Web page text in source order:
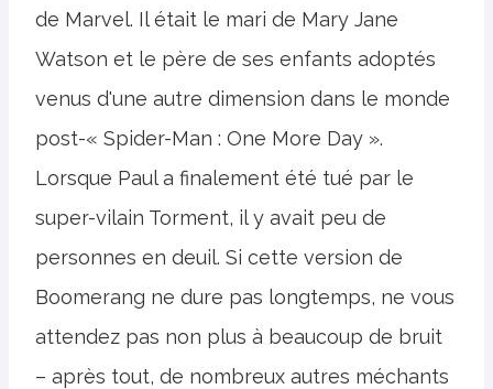
de Marvel. Il était le mari de Mary Jane
Watson et le père de ses enfants adoptés
venus d'une autre dimension dans le monde
post-« Spider-Man : One More Day ».
Lorsque Paul a finalement été tué par le
super-vilain Torment, il y avait peu de
personnes en deuil. Si cette version de
Boomerang ne dure pas longtemps, ne vous
attendez pas non plus à beaucoup de bruit
– après tout, de nombreux autres méchants